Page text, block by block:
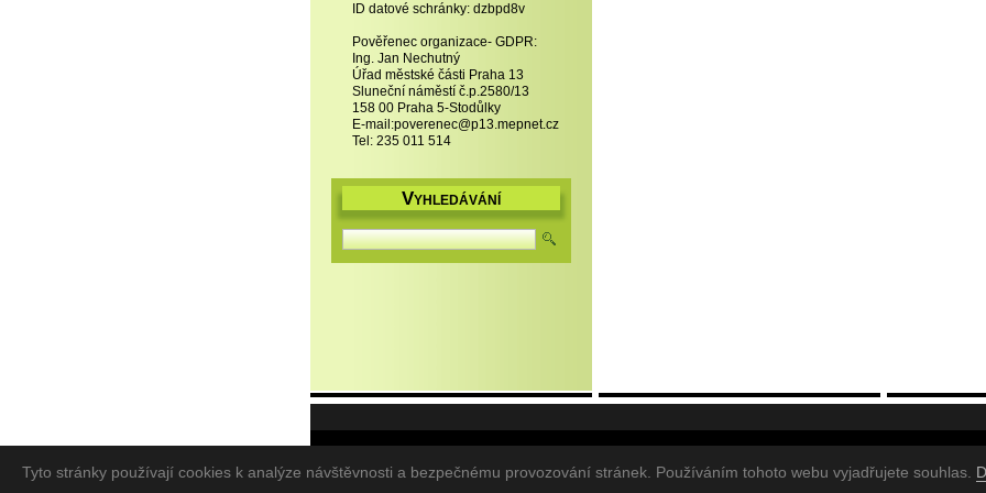
ID datové schránky: dzbpd8v
Pověřenec organizace- GDPR:
Ing. Jan Nechutný
Úřad městské části Praha 13
Sluneční náměstí č.p.2580/13
158 00 Praha 5-Stodůlky
E-mail:poverenec@p13.mepnet.cz
Tel: 235 011 514
VYHLEDÁVÁNÍ
Tyto stránky používají cookies k analýze návštěvnosti a bezpečnému provozování stránek. Používáním tohoto webu vyjadřujete souhlas.